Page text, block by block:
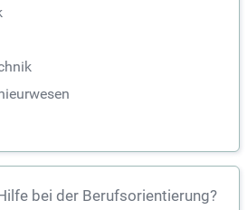
bei der Berufsorientierung?